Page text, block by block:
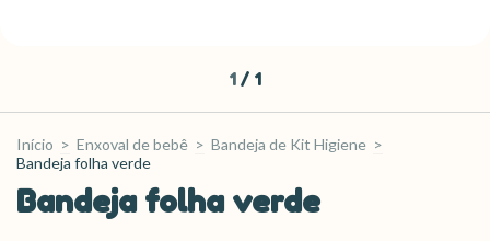
1 / 1
Início > Enxoval de bebê > Bandeja de Kit Higiene >
Bandeja folha verde
Bandeja folha verde